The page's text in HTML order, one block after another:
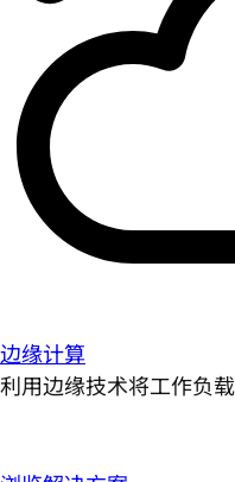
边缘计算
利用边缘技术将工作负